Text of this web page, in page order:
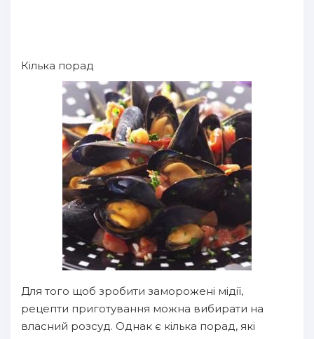
Кілька порад
Для того щоб зробити заморожені мідії,
рецепти приготування можна вибирати на
власний розсуд. Однак є кілька порад, які